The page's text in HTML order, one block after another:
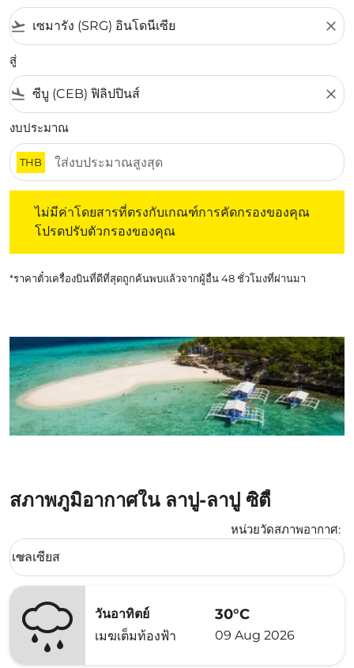
flight_takeoff close
สู่
flight_land close
งบประมาณ
THB
ไม่มีค่าโดยสารที่ตรงกับเกณฑ์การคัดกรองของคุณ
โปรดปรับตัวกรองของคุณ
*ราคาตั๋วเครื่องบินที่ดีที่สุดถูกค้นพบแล้วจากผู้อื่น 48 ชั่วโมงที่ผ่านมา
สภาพภูมิอากาศใน ลาปู-ลาปู ซิตี้
หน่วยวัดสภาพอากาศ:
Weather unit option เซลเซียส Selected
เซลเซียส
keyboard_arrow_down
วันอาทิตย์
เมฆเต็มท้องฟ้า
30°C
09 Aug 2026